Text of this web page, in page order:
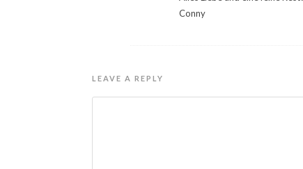
Conny
LEAVE A REPLY